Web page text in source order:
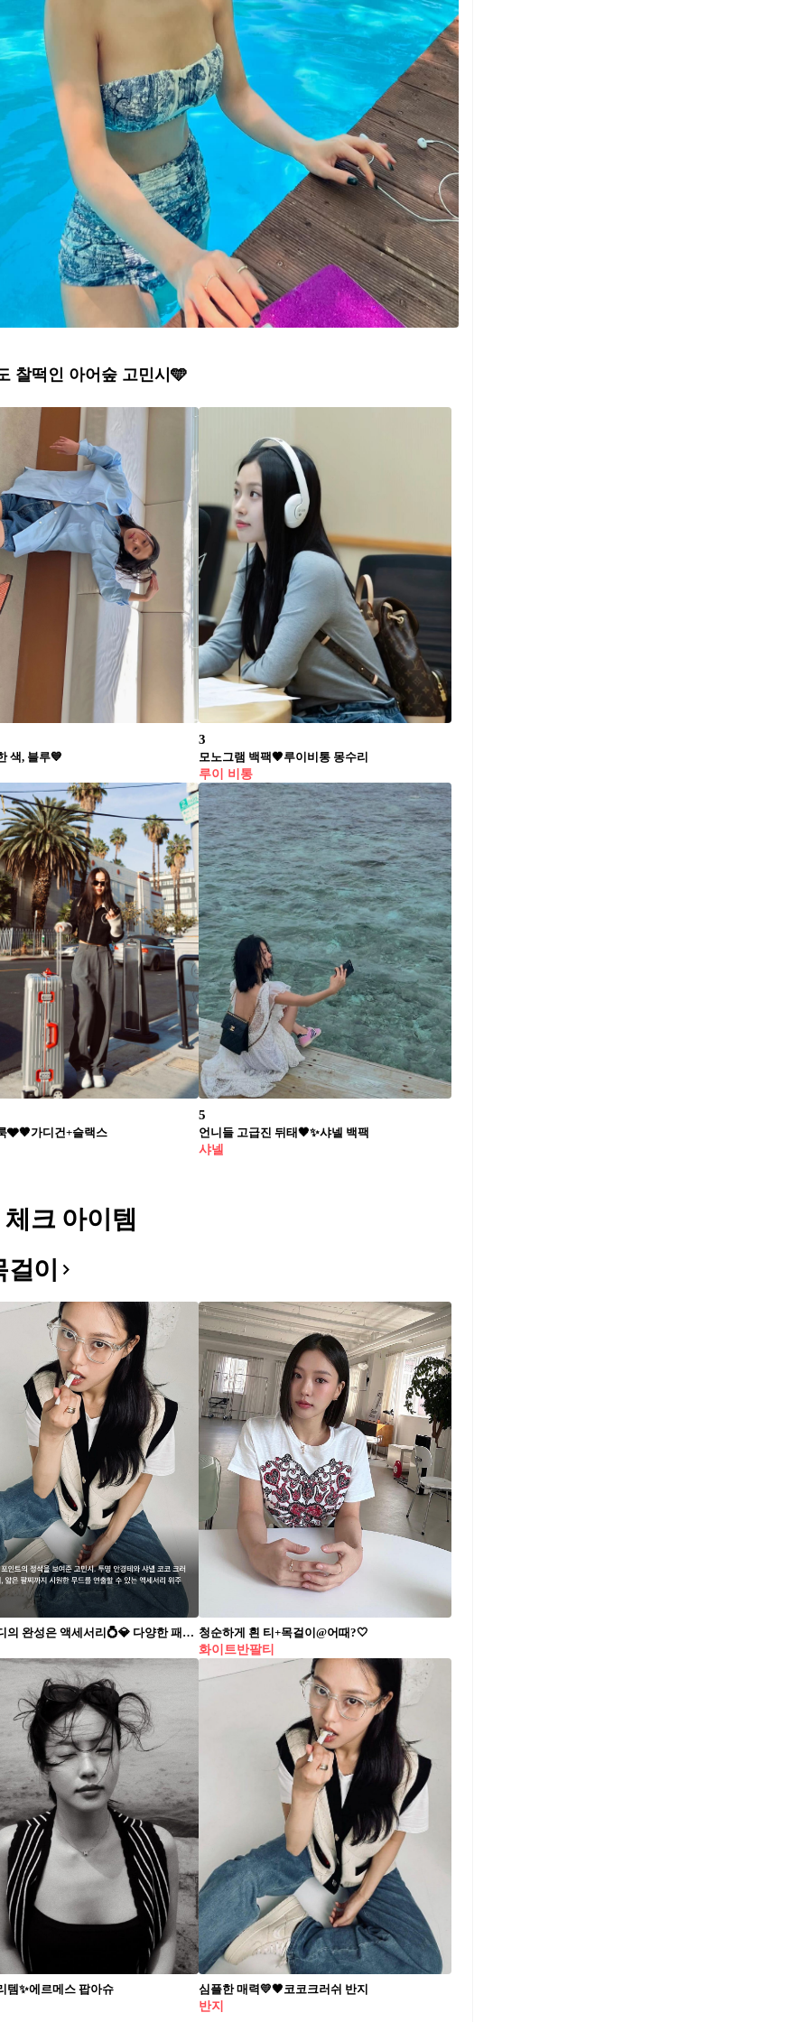
찰떡인 아어숲 고민시🩵
색, 블루💙
3
모노그램 백팩🤎루이비통 몽수리
루이 비통
🩶🤎가디건+슬랙스
5
언니들 고급진 뒤태🖤✨샤넬 백팩
샤넬
크 아이템
걸이
여름철 코디의 완성은 액세서리💍💎 다양한 패션 아이템으로 코디를 뽐낼 수 있는 겨울과는 달리, 여름철에는 더운 날씨 탓에 가벼운 코디만 하게 되죠. 그렇기에 액세서리의 중요성은 더더욱 올라가는데요. 시원한 느낌을 살리면서도 코디에 포인트를 줄 수 있는 액세서리에는 어떤 것들이 있는지 슬라이드로 확인해 보세요!🩵 이나연 휴가룩에 어울리는 핑크 리본 드레스에 다양한 액세서리를 함께 매치한 이나연. 비즈 목걸이와 구슬 핸드폰 스트랩, 크리스찬 디올의 라탄 백과 젠틀몬스터 선글라스까지 여러 액세서리 포인트를 배치했다. 차정원 블랙 앤 화이트 코디에 메탈 액세서리로 포인트를 준 차정원. 검정색 크런치 머리끈과 대비되는 메탈 반지와 까르띠에 메탈 시계로 시원함을 더했다. 미주 데님 튜브탑을 착용해 다소 허전해 보일 수 있는 목 부분을 반클리프 아펠 목걸이로 채운 미주. 머리에 걸친 미우미우 선글라스까지 여름철 코디에 액세서리 포인트를 주었다. 카리나 더운 여름에 어울리는 오버핏 티셔츠와 반바지 코디에 볼캡과 큰 링 귀걸이로 포인트를 준 카리나. 알파벳 B가 크게 자수로 놓아진 검정색 볼캡은 뉴에라와 베이프 콜라보 제품이다. 권은비 선글라스가 아닌 안경 그 자체로 액세서리 포인트를 준 권은비. 블랙 색상 디젤 피카부 티셔츠로 가벼운 여름 패션을 연출한 후 크롬 하츠 안경으로 코디를 완성했다. 고민시 여름 액세서리 포인트의 정석을 보여준 고민시. 투명 안경테와 샤넬 코코 크러쉬의 메탈 반지, 얇은 팔찌까지 시원한 무드를 연출할 수 있는 액세서리 위주로 착용했다. 청순하게 흰 티+목걸이@어때?🤍
화이트반팔티
템✨에르메스 팝아슈
심플한 매력💛🖤코코크러쉬 반지
반지